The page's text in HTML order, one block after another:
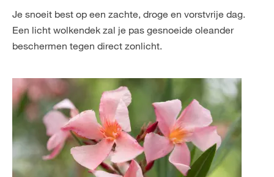
Je snoeit best op een zachte, droge en vorstvrije dag.
Een licht wolkendek zal je pas gesnoeide oleander
beschermen tegen direct zonlicht.